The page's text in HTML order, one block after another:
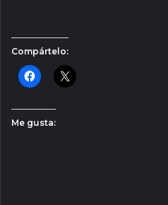
Compártelo:
Me gusta: